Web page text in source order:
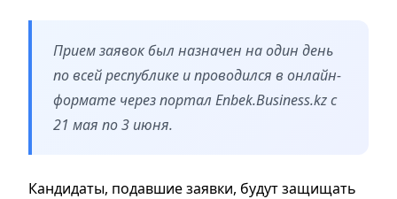
Прием заявок был назначен на один день
по всей республике и проводился в онлайн-
формате через портал Enbek.Business.kz с
21 мая по 3 июня.
Кандидаты, подавшие заявки, будут защищать